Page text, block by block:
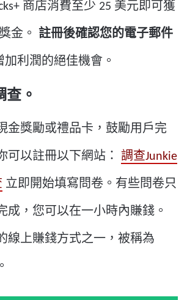
商店消費至少 25 美元即可獲
金。 註冊後確認您的電子郵件
加利潤的絕佳機會。
查。
金獎勵或禮品卡，鼓勵用戶完
可以註冊以下網站： 調查Junkie
立即開始填寫問卷。有些問卷只
成，您可以在一小時內賺錢。
線上賺錢方式之一，被稱為